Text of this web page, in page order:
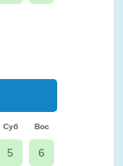
Суб Вос
5 6